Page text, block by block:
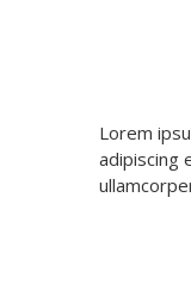
Lorem
adipiscing